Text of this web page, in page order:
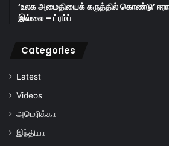
‘உலக அமைதியைக் கருத்தில் கொண்டு’
இல்லை – ட்ரம்ப்
Categories
Latest
Videos
அமெரிக்கா
இந்தியா